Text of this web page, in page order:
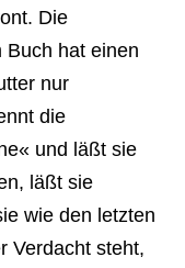
Die
Buch hat einen
nur
die
und läßt sie
läßt sie
wie den letzten
Verdacht steht,